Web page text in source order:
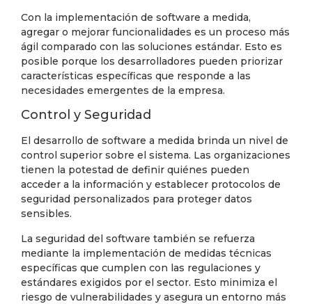
Con la implementación de software a medida,
agregar o mejorar funcionalidades es un proceso más
ágil comparado con las soluciones estándar. Esto es
posible porque los desarrolladores pueden priorizar
características específicas que responde a las
necesidades emergentes de la empresa.
Control y Seguridad
El desarrollo de software a medida brinda un nivel de
control superior sobre el sistema. Las organizaciones
tienen la potestad de definir quiénes pueden
acceder a la información y establecer protocolos de
seguridad personalizados para proteger datos
sensibles.
La seguridad del software también se refuerza
mediante la implementación de medidas técnicas
específicas que cumplen con las regulaciones y
estándares exigidos por el sector. Esto minimiza el
riesgo de vulnerabilidades y asegura un entorno más